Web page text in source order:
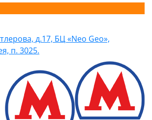
д.17, БЦ «Neo Geo»,
п. 3025.